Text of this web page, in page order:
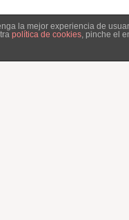
la mejor experiencia de
política de cookies, pinche el